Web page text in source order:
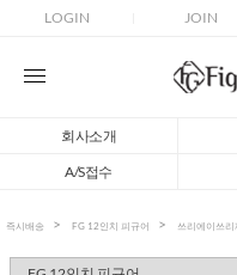
LOGIN JOIN
회사소개
A/S접수
즉시배송 FG 12인치 피규어 쓰리에이쓰리